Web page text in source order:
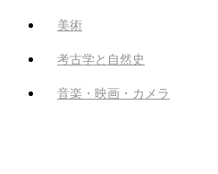
美術
考古学と自然史
音楽・映画・カメラ